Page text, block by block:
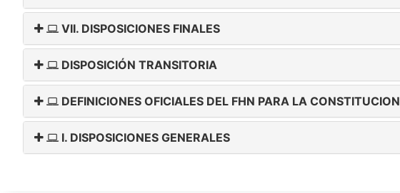
VII. DISPOSICIONES FINALES
DISPOSICIÓN TRANSITORIA
DEFINICIONES OFICIALES DEL FHN PARA LA CONSTITUCION
I. DISPOSICIONES GENERALES